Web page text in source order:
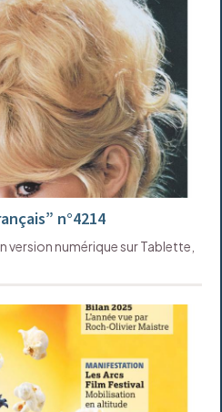
n°4214
version numérique sur Tablette,